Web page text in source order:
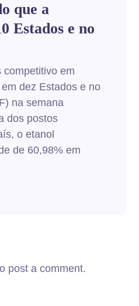
que a
Estados e no
competitivo em
dez Estados e no
na semana
dos postos
o etanol
de 60,98% em
post a comment.